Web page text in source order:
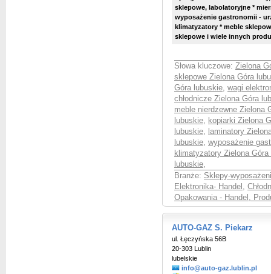
sklepowe, labolatoryjne *
wyposażenie gastronomii -
klimatyzatory * meble
sklepowe i wiele innych
Słowa kluczowe: Zielona
sklepowe Zielona Góra
Góra lubuskie, wagi
chłodnicze Zielona Góra
meble nierdzewne Zielona
lubuskie, kopiarki Zielona
lubuskie, laminatory
lubuskie, wyposażenie
klimatyzatory Zielona Góra
lubuskie,
Branże: Sklepy-
Elektronika- Handel ,
Opakowania - Handel,
AUTO-GAZ S. Piekarz
ul. Łęczyńska 56B
20-303 Lublin
lubelskie
info@auto-gaz.lublin.pl